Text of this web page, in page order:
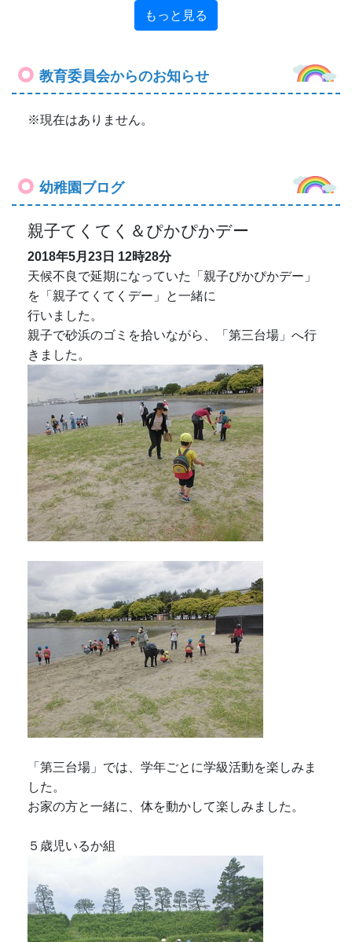
もっと見る
教育委員会からのお知らせ
※現在はありません。
幼稚園ブログ
親子てくてく＆ぴかぴかデー
2018年5月23日 12時28分
天候不良で延期になっていた「親子ぴかぴかデー」
を「親子てくてくデー」と一緒に
行いました。
親子で砂浜のゴミを拾いながら、「第三台場」へ行
きました。
「第三台場」では、学年ごとに学級活動を楽しみま
した。
お家の方と一緒に、体を動かして楽しみました。
５歳児いるか組